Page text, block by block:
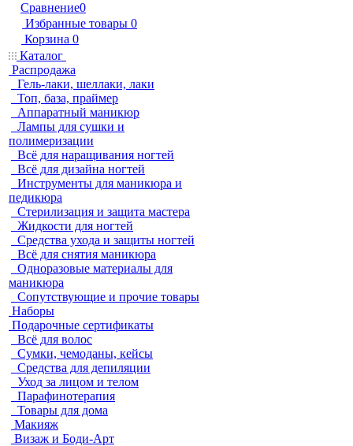
Сравнение0
Избранные товары 0
Корзина 0
Каталог
Распродажа
Гель-лаки, шеллаки, лаки
Топ, база, праймер
Аппаратный маникюр
Лампы для сушки и
полимеризации
Всё для наращивания ногтей
Всё для дизайна ногтей
Инструменты для маникюра и
педикюра
Стерилизация и защита мастера
Жидкости для ногтей
Средства ухода и защиты ногтей
Всё для снятия маникюра
Одноразовые материалы для
маникюра
Сопутствующие и прочие товары
Наборы
Подарочные сертификаты
Всё для волос
Сумки, чемоданы, кейсы
Средства для депиляции
Уход за лицом и телом
Парафинотерапия
Товары для дома
Макияж
Визаж и Боди-Арт